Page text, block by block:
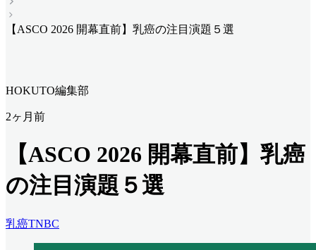
【ASCO 2026 開幕直前】乳癌の注目演題５選
HOKUTO編集部
2ヶ月前
【ASCO 2026 開幕直前】乳癌
の注目演題５選
乳癌TNBC